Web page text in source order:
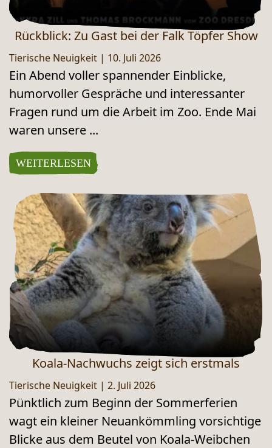
Rückblick: Zu Gast bei der Falk Töpfer Show
Tierische Neuigkeit | 10. Juli 2026
Ein Abend voller spannender Einblicke,
humorvoller Gespräche und interessanter
Fragen rund um die Arbeit im Zoo. Ende Mai
waren unsere ...
WEITERLESEN
Koala-Nachwuchs zeigt sich erstmals
Tierische Neuigkeit | 2. Juli 2026
Pünktlich zum Beginn der Sommerferien
wagt ein kleiner Neuankömmling vorsichtige
Blicke aus dem Beutel von Koala-Weibchen